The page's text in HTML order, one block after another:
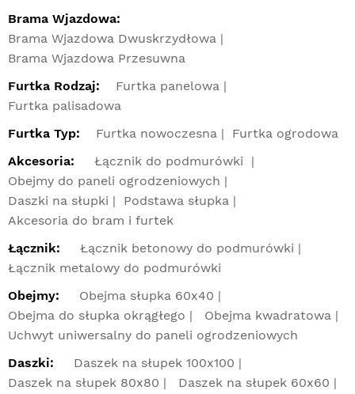
Brama Wjazdowa:
Brama Wjazdowa Dwuskrzydłowa
Brama Wjazdowa Przesuwna
Furtka Rodzaj:
Furtka panelowa
Furtka palisadowa
Furtka Typ:
Furtka nowoczesna
Furtka ogrodowa
Akcesoria:
Łącznik do podmurówki
Obejmy do paneli ogrodzeniowych
Daszki na słupki
Podstawa słupka
Akcesoria do bram i furtek
Łącznik:
Łącznik betonowy do podmurówki
Łącznik metalowy do podmurówki
Obejmy:
Obejma słupka 60x40
Obejma do słupka okrągłego
Obejma kwadratowa
Uchwyt uniwersalny do paneli ogrodzeniowych
Daszki:
Daszek na słupek 100x100
Daszek na słupek 80x80
Daszek na słupek 60x60